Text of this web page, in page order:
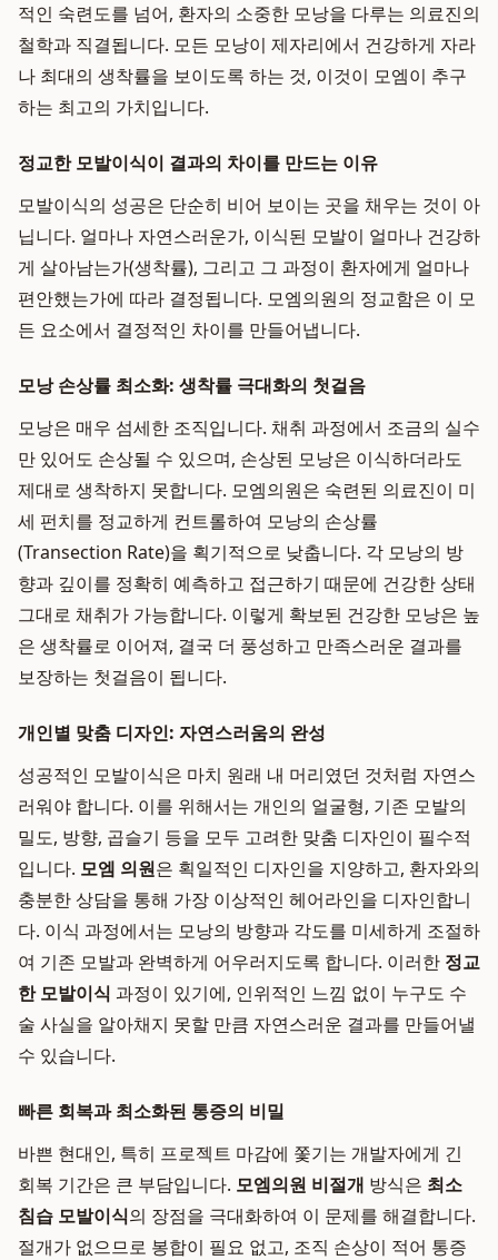
적인 숙련도를 넘어, 환자의 소중한 모낭을 다루는 의료진의
철학과 직결됩니다. 모든 모낭이 제자리에서 건강하게 자라
나 최대의 생착률을 보이도록 하는 것, 이것이 모엠이 추구
하는 최고의 가치입니다.
정교한 모발이식이 결과의 차이를 만드는 이유
모발이식의 성공은 단순히 비어 보이는 곳을 채우는 것이 아
닙니다. 얼마나 자연스러운가, 이식된 모발이 얼마나 건강하
게 살아남는가(생착률), 그리고 그 과정이 환자에게 얼마나
편안했는가에 따라 결정됩니다. 모엠의원의 정교함은 이 모
든 요소에서 결정적인 차이를 만들어냅니다.
모낭 손상률 최소화: 생착률 극대화의 첫걸음
모낭은 매우 섬세한 조직입니다. 채취 과정에서 조금의 실수
만 있어도 손상될 수 있으며, 손상된 모낭은 이식하더라도
제대로 생착하지 못합니다. 모엠의원은 숙련된 의료진이 미
세 펀치를 정교하게 컨트롤하여 모낭의 손상률
(Transection Rate)을 획기적으로 낮춥니다. 각 모낭의 방
향과 깊이를 정확히 예측하고 접근하기 때문에 건강한 상태
그대로 채취가 가능합니다. 이렇게 확보된 건강한 모낭은 높
은 생착률로 이어져, 결국 더 풍성하고 만족스러운 결과를
보장하는 첫걸음이 됩니다.
개인별 맞춤 디자인: 자연스러움의 완성
성공적인 모발이식은 마치 원래 내 머리였던 것처럼 자연스
러워야 합니다. 이를 위해서는 개인의 얼굴형, 기존 모발의
밀도, 방향, 곱슬기 등을 모두 고려한 맞춤 디자인이 필수적
입니다. 모엠 의원은 획일적인 디자인을 지양하고, 환자와의
충분한 상담을 통해 가장 이상적인 헤어라인을 디자인합니
다. 이식 과정에서는 모낭의 방향과 각도를 미세하게 조절하
여 기존 모발과 완벽하게 어우러지도록 합니다. 이러한 정교
한 모발이식 과정이 있기에, 인위적인 느낌 없이 누구도 수
술 사실을 알아채지 못할 만큼 자연스러운 결과를 만들어낼
수 있습니다.
빠른 회복과 최소화된 통증의 비밀
바쁜 현대인, 특히 프로젝트 마감에 쫓기는 개발자에게 긴
회복 기간은 큰 부담입니다. 모엠의원 비절개 방식은 최소
침습 모발이식의 장점을 극대화하여 이 문제를 해결합니다.
절개가 없으므로 봉합이 필요 없고, 조직 손상이 적어 통증